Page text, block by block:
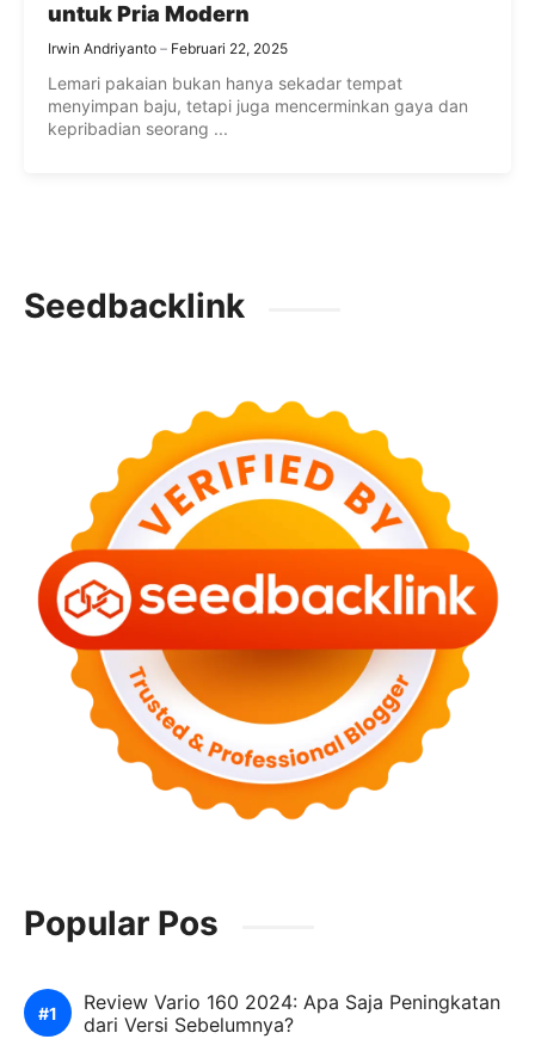
untuk Pria Modern
Irwin Andriyanto Februari 22, 2025
Lemari pakaian bukan hanya sekadar tempat
menyimpan baju, tetapi juga mencerminkan gaya dan
kepribadian seorang ...
Seedbacklink
Popular Pos
Review Vario 160 2024: Apa Saja Peningkatan
dari Versi Sebelumnya?